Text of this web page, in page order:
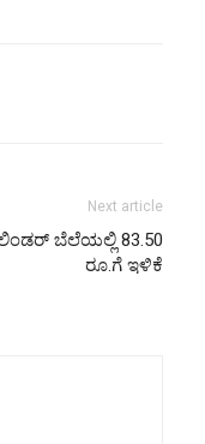
Next article
ಬೆಲೆಯಲ್ಲಿ 83.50
ರೂ.ಗೆ ಇಳಿಕೆ